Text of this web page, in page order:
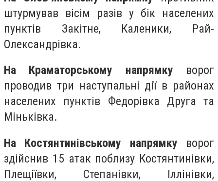
штурмував вісім разів у бік населених
пунктів Закітне, Каленики, Рай-
Олександрівка.
На Краматорському напрямку ворог
проводив три наступальні дії в районах
населених пунктів Федорівка Друга та
Міньківка.
На Костянтинівському напрямку ворог
здійснив 15 атак поблизу Костянтинівки,
Плещіївки, Степанівки, Іллінівки,